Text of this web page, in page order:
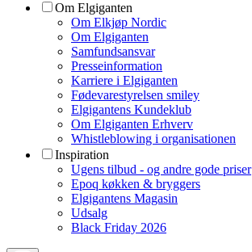
Om Elgiganten
Om Elkjøp Nordic
Om Elgiganten
Samfundsansvar
Presseinformation
Karriere i Elgiganten
Fødevarestyrelsen smiley
Elgigantens Kundeklub
Om Elgiganten Erhverv
Whistleblowing i organisationen
Inspiration
Ugens tilbud - og andre gode priser
Epoq køkken & bryggers
Elgigantens Magasin
Udsalg
Black Friday 2026